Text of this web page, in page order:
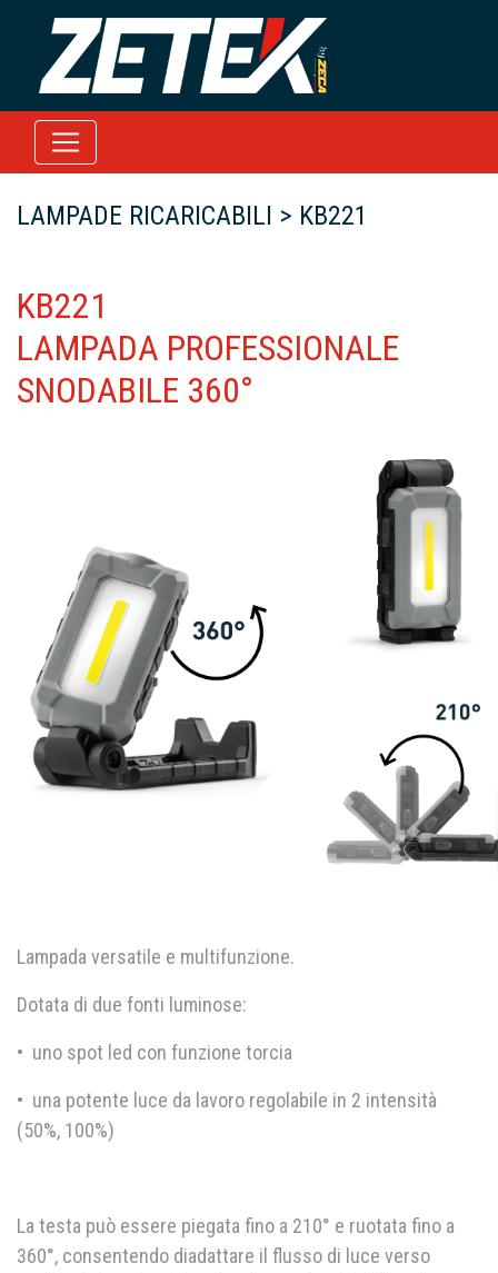
LAMPADE RICARICABILI > KB221
KB221
LAMPADA PROFESSIONALE
SNODABILE 360°
Lampada versatile e multifunzione.
Dotata di due fonti luminose:
• uno spot led con funzione torcia
• una potente luce da lavoro regolabile in 2 intensità
(50%, 100%)
La testa può essere piegata fino a 210° e ruotata fino a
360°, consentendo diadattare il flusso di luce verso